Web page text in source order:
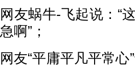
网友蜗牛-飞起说：“
急啊”；
网友“平庸平凡平常